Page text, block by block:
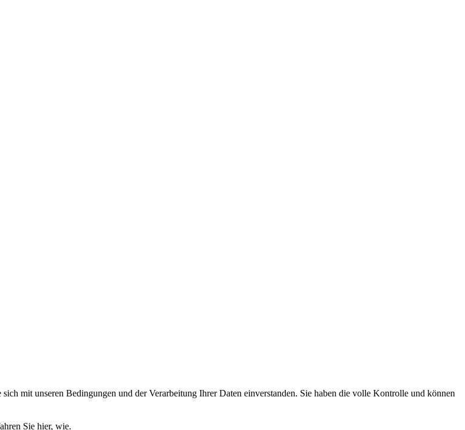
mit unseren Bedingungen und der Verarbeitung Ihrer Daten einverstanden. Sie haben die volle Kontrolle und können
Sie hier, wie.